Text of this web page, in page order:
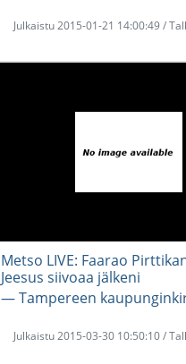
Julkaistu 2015-01-21 14:00:49 /
Metso LIVE: Faarao
Jeesus siivoaa jälkeni
― Tampereen
Julkaistu 2015-03-30 10:50:10 /